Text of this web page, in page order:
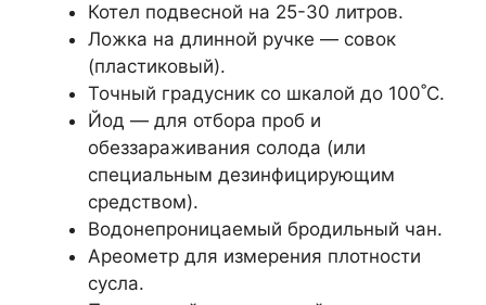
Котел подвесной на 25-30 литров.
Ложка на длинной ручке — совок
(пластиковый).
Точный градусник со шкалой до 100˚С.
Йод — для отбора проб и
обеззараживания солода (или
специальным дезинфицирующим
средством).
Водонепроницаемый бродильный чан.
Ареометр для измерения плотности
сусла.